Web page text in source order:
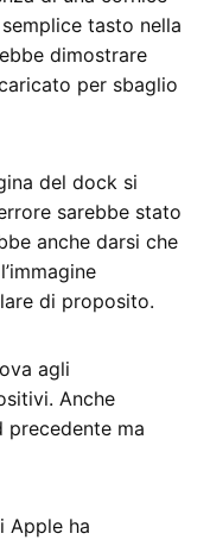
tasto nella
dimostrare
per sbaglio
del dock si
sarebbe stato
anche darsi che
di proposito.
agli
Anche
precedente ma
Apple ha